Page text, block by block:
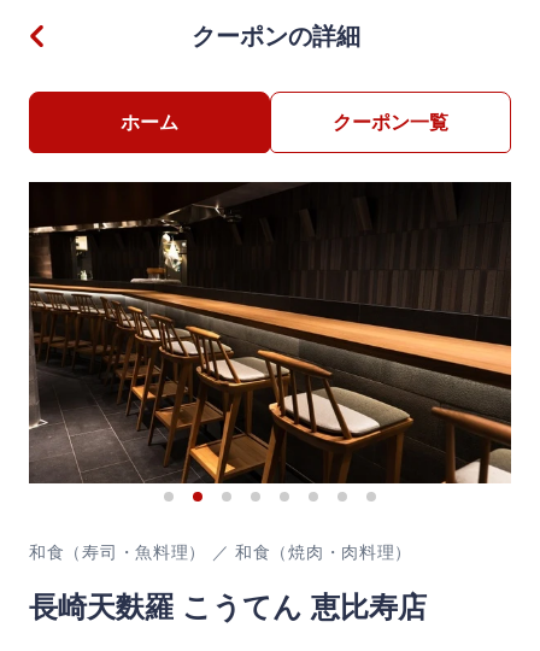
クーポンの詳細
ホーム クーポン一覧
和食（寿司・魚料理） ／ 和食（焼肉・肉料理）
長崎天麩羅 こうてん 恵比寿店